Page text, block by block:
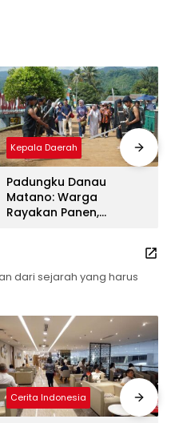
Kepala Daerah
Padungku Danau
Matano: Warga
Rayakan Panen,
dari sejarah yang harus
Cerita Indonesia